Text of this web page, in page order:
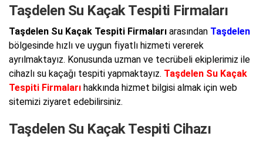
Taşdelen Su Kaçak Tespiti Firmaları
Taşdelen Su Kaçak Tespiti Firmaları arasından Taşdelen
bölgesinde hızlı ve uygun fiyatlı hizmeti vererek
ayrılmaktayız. Konusunda uzman ve tecrübeli ekiplerimiz ile
cihazlı su kaçağı tespiti yapmaktayız. Taşdelen Su Kaçak
Tespiti Firmaları hakkında hizmet bilgisi almak için web
sitemizi ziyaret edebilirsiniz.
Taşdelen Su Kaçak Tespiti Cihazı